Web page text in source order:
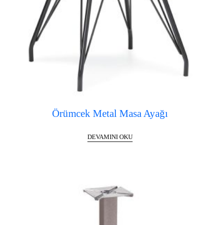
Örümcek Metal Masa Ayağı
DEVAMINI OKU